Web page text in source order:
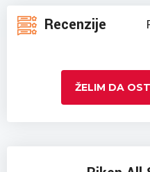
Recenzije
ŽELIM DA